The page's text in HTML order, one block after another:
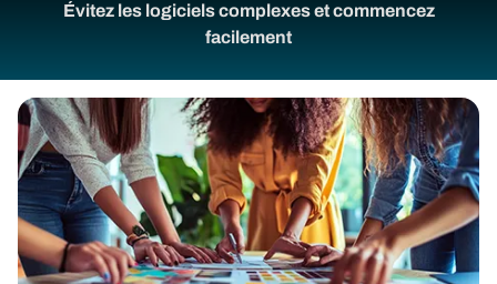
Évitez les logiciels complexes et commencez
facilement